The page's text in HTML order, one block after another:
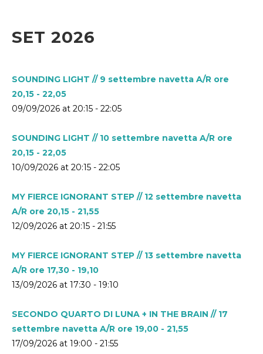
SET 2026
SOUNDING LIGHT // 9 settembre navetta A/R ore
20,15 - 22,05
09/09/2026 at 20:15 - 22:05
SOUNDING LIGHT // 10 settembre navetta A/R ore
20,15 - 22,05
10/09/2026 at 20:15 - 22:05
MY FIERCE IGNORANT STEP // 12 settembre navetta
A/R ore 20,15 - 21,55
12/09/2026 at 20:15 - 21:55
MY FIERCE IGNORANT STEP // 13 settembre navetta
A/R ore 17,30 - 19,10
13/09/2026 at 17:30 - 19:10
SECONDO QUARTO DI LUNA + IN THE BRAIN // 17
settembre navetta A/R ore 19,00 - 21,55
17/09/2026 at 19:00 - 21:55